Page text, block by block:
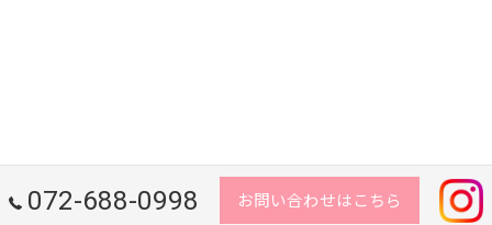
072-688-0998 お問い合わせはこちら